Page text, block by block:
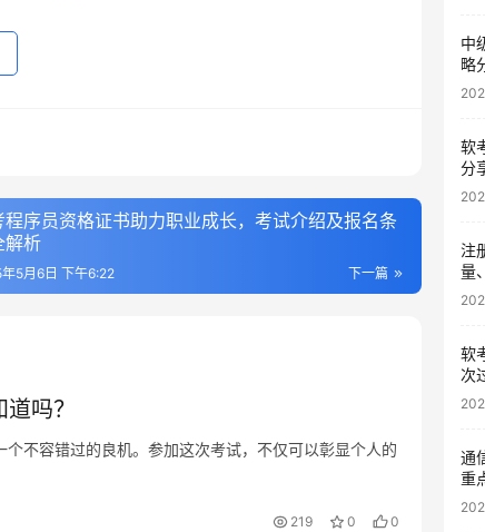
程序员资格证书助力职业成长，考试介绍及报名条
解析
下一篇
5月6日 下午6:22
吗？
不容错过的良机。参加这次考试，不仅可以彰显个人的
219 0 0
中
略
软
分
注
量
软
次
通
重